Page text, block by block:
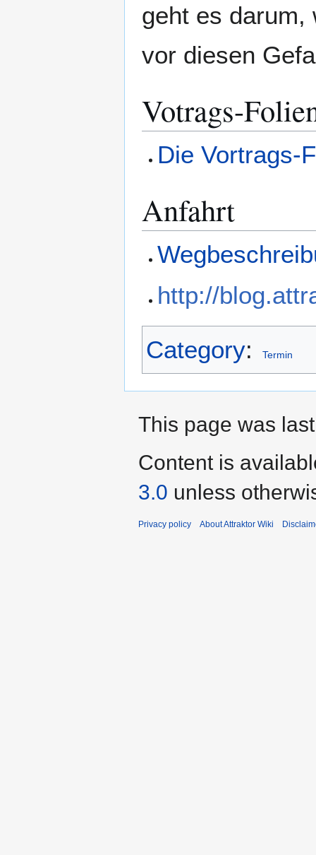
geht es darum,
vor diesen
Votrags-
Die Vortrags-
Anfahrt
http://
Category: Termin
This page was
Content is
3.0 unless
Privacy policy About Attraktor Wiki